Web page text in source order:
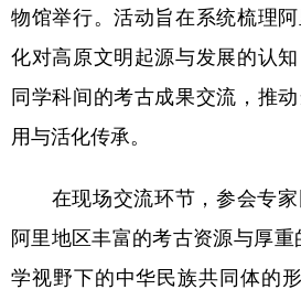
物馆举行。活动旨在系统梳理
化对高原文明起源与发展的认
同学科间的考古成果交流，推
用与活化传承。
在现场交流环节，参会专家
阿里地区丰富的考古资源与厚
学视野下的中华民族共同体的